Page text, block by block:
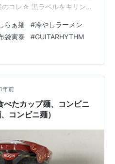
コレ☆ 黒ラベルをキリン晴
い（贅沢言ったらあかんｗ
ヨ玉子Ver.☆ いつもありが
恒例のトマトの冷たいやっ
こんなのやってた☆ そりゃい
いいですね。 トッピングは
らぁ麺 #冷やしラーメン
袋寅泰 #GUITARHYTHM
1年前
カップ麺、コンビニ
ンビニ麺）